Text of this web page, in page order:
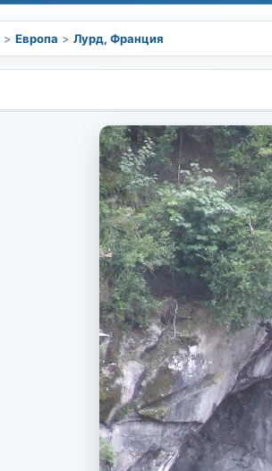
> Европа > Лурд, Франция